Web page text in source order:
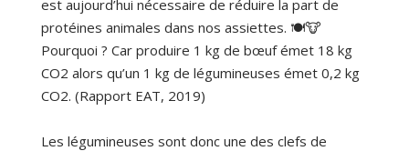
est aujourd’hui nécessaire de réduire la part de
protéines animales dans nos assiettes. 🍽🐮
Pourquoi ? Car produire 1 kg de bœuf émet 18 kg
CO2 alors qu’un 1 kg de légumineuses émet 0,2 kg
CO2. (Rapport EAT, 2019)
Les légumineuses sont donc une des clefs de